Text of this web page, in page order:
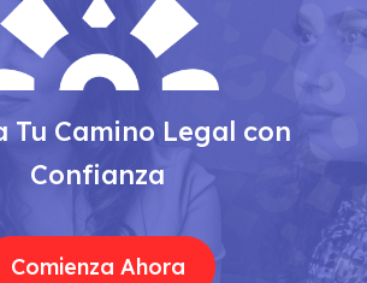
Tu Camino Legal con
Confianza
Comienza Ahora